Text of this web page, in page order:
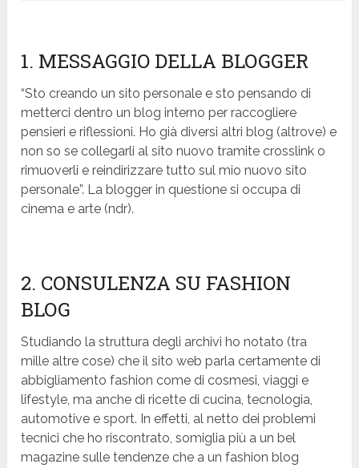
1. MESSAGGIO DELLA BLOGGER
“Sto creando un sito personale e sto pensando di
metterci dentro un blog interno per raccogliere
pensieri e riflessioni. Ho già diversi altri blog (altrove) e
non so se collegarli al sito nuovo tramite crosslink o
rimuoverli e reindirizzare tutto sul mio nuovo sito
personale”. La blogger in questione si occupa di
cinema e arte (ndr).
2. CONSULENZA SU FASHION
BLOG
Studiando la struttura degli archivi ho notato (tra
mille altre cose) che il sito web parla certamente di
abbigliamento fashion come di cosmesi, viaggi e
lifestyle, ma anche di ricette di cucina, tecnologia,
automotive e sport. In effetti, al netto dei problemi
tecnici che ho riscontrato, somiglia più a un bel
magazine sulle tendenze che a un fashion blog